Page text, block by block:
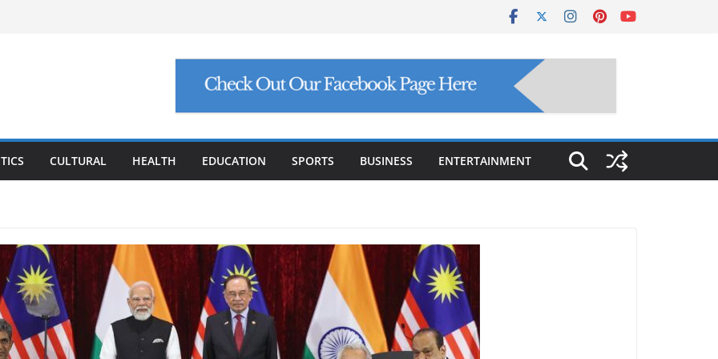
ମାଗିଲେ ଉନ୍ନୟନ କମିଶନର, ସଚିବଙ୍କୁ କଠୋର
ଠକେଇ, ମୁଖ୍ୟ ପ୍ରଶାସକଙ୍କ ଦସ୍ତଖତ ଜାଲ୍
ସୁପ୍ରିମକୋର୍ଟଙ୍କ ବଡ଼ ନିର୍ଦ୍ଦେଶ
୮ ଗ୍ରାମ ସୁନା-ଶାଢ଼ୀ, ଏଆଇ ପ୍ରଶିକ୍ଷଣ ପାଇଁ ୫
CULTURAL HEALTH EDUCATION SPORTS BUSINESS ENTERTAINMENT